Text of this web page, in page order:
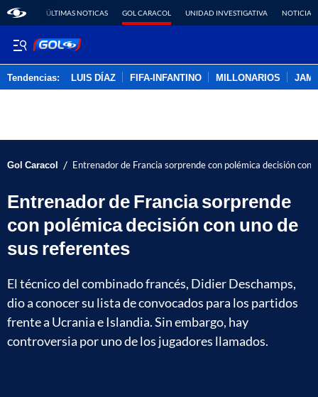
ÚLTIMAS NOTICAS GOL CARACOL UNIDAD INVESTIGATIVA NOTICIAS
Tendencias: LUIS DÍAZ FIFA-INFANTINO MILLONARIOS
Gol Caracol / Entrenador de Francia sorprende con polémica decisión con
Entrenador de Francia sorprende
con polémica decisión con uno de
sus referentes
El técnico del combinado francés, Didier Deschamps,
dio a conocer su lista de convocados para los partidos
frente a Ucrania e Islandia. Sin embargo, hay
controversia por uno de los jugadores llamados.